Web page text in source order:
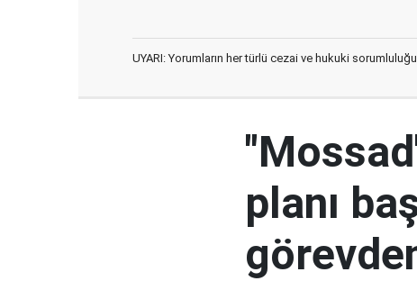
UYARI: Yorumların her türlü cezai ve hukuki
planı